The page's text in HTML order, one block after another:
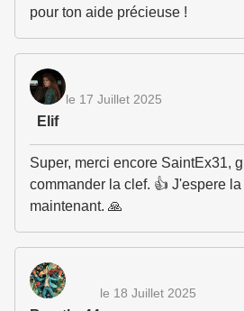
pour ton aide précieuse !
Elif
le 17 Juillet 2025
Super, merci encore SaintEx31,
commander la clef. 👍 J'espere
maintenant. 🙏
le 18 Juillet 2025